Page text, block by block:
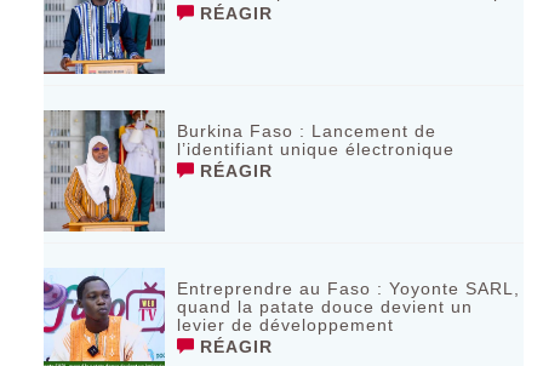
RÉAGIR
Burkina Faso : Lancement de
l’identifiant unique électronique
RÉAGIR
Entreprendre au Faso : Yoyonte SARL,
quand la patate douce devient un
levier de développement
RÉAGIR